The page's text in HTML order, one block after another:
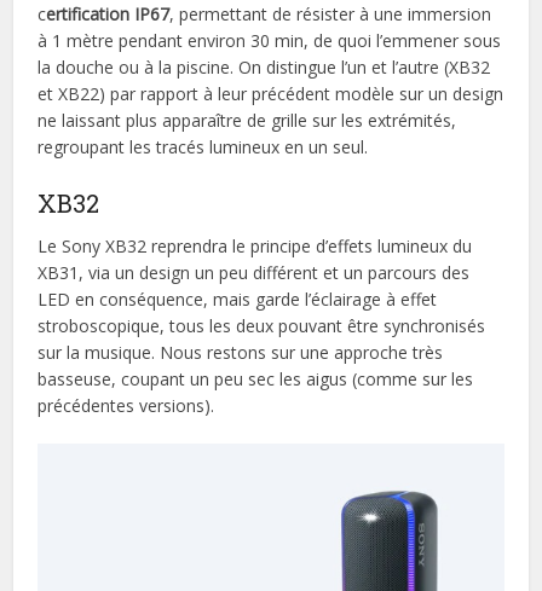
certification IP67, permettant de résister à une immersion
à 1 mètre pendant environ 30 min, de quoi l’emmener sous
la douche ou à la piscine. On distingue l’un et l’autre (XB32
et XB22) par rapport à leur précédent modèle sur un design
ne laissant plus apparaître de grille sur les extrémités,
regroupant les tracés lumineux en un seul.
XB32
Le Sony XB32 reprendra le principe d’effets lumineux du
XB31, via un design un peu différent et un parcours des
LED en conséquence, mais garde l’éclairage à effet
stroboscopique, tous les deux pouvant être synchronisés
sur la musique. Nous restons sur une approche très
basseuse, coupant un peu sec les aigus (comme sur les
précédentes versions).